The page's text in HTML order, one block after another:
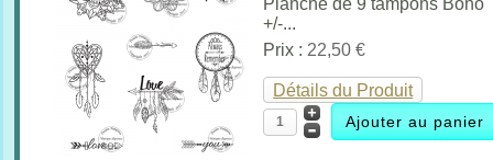
+/-...
Prix : 22,50 €
Détails du Produit